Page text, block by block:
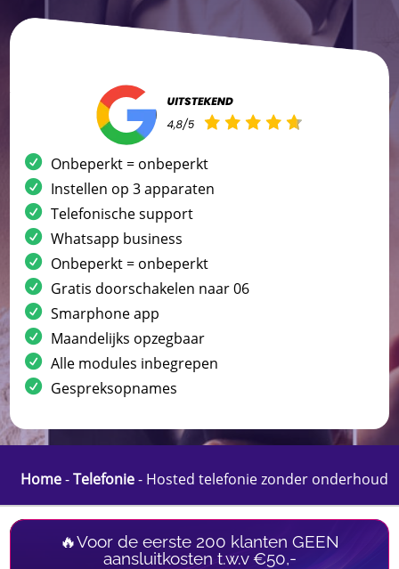
Onbeperkt = onbeperkt
Instellen op 3 apparaten
Telefonische support
Whatsapp business
Onbeperkt = onbeperkt
Gratis doorschakelen naar 06
Smarphone app
Maandelijks opzegbaar
Alle modules inbegrepen
Gespreksopnames
Home-Telefonie- Hosted telefonie zonder onderhoud
🔥Voor de eerste 200 klanten GEEN
aansluitkosten t.w.v €50,-